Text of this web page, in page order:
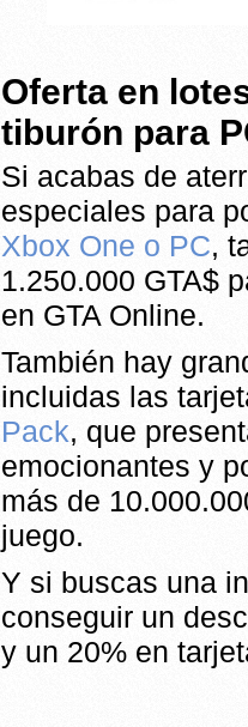
Oferta en
tiburón para
Si acabas de
especiales para
Xbox One o PC,
1.250.000 GTA$
en GTA Online.
También hay
incluidas las
Pack, que
emocionantes y
más de
juego.
Y si buscas una
conseguir un
y un 20% en